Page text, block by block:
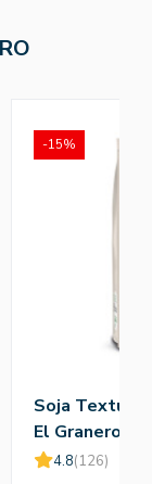
Soja
El Granero
4.8(126)
-15%